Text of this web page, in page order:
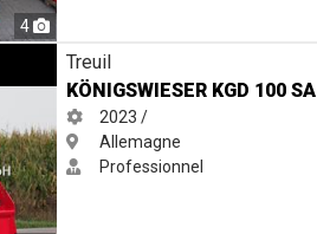
4
Treuil
KÖNIGSWIESER KGD 100 SA
2023 /
Allemagne
Professionnel